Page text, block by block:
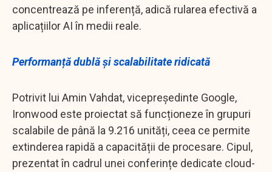
concentrează pe inferență, adică rularea efectivă a
aplicațiilor AI în medii reale.
Performanță dublă și scalabilitate ridicată
Potrivit lui Amin Vahdat, vicepreședinte Google,
Ironwood este proiectat să funcționeze în grupuri
scalabile de până la 9.216 unități, ceea ce permite
extinderea rapidă a capacității de procesare. Cipul,
prezentat în cadrul unei conferințe dedicate cloud-